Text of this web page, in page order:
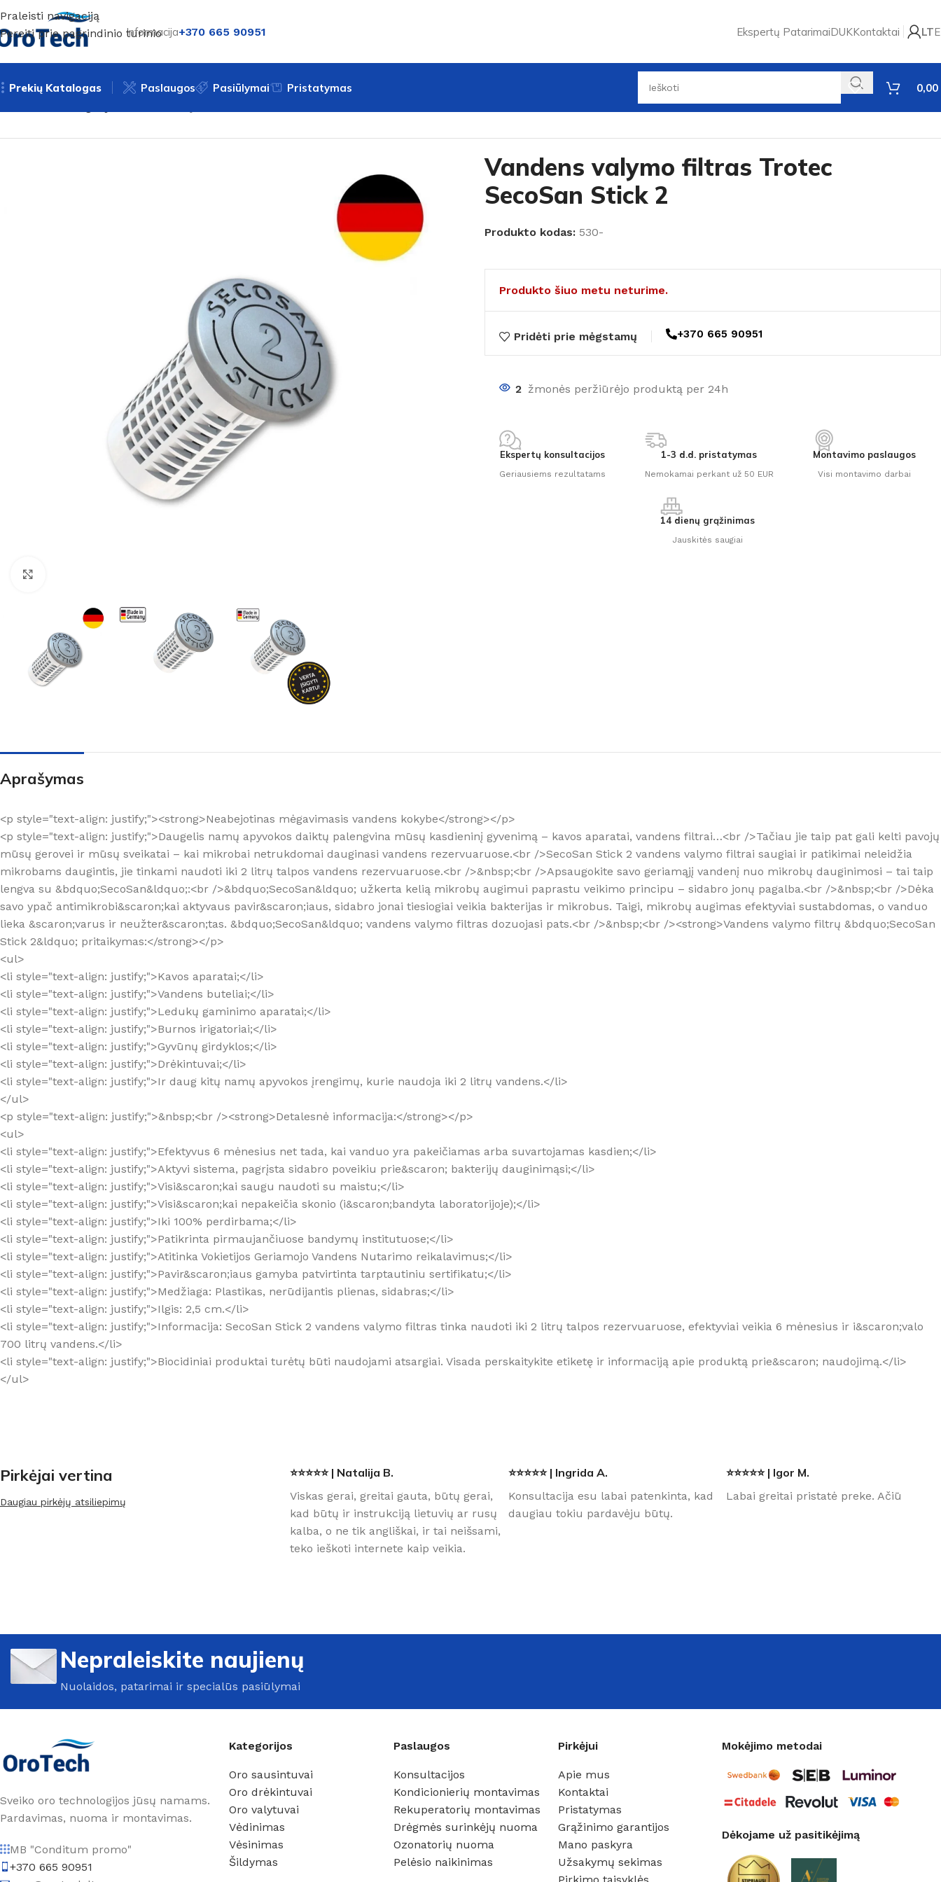
Praleisti navigaciją
Pereiti prie pagrindinio turinio
Informacija+370 665 90951 Ekspertų PatarimaiDUKKontaktai LT
Prekių Katalogas
Rūsiams
Paslaugos Pasiūlymai Pristatymas
0,00
Vandens valymo filtras Trotec
SecoSan Stick 2
Produkto kodas: 530-
Produkto šiuo metu neturime.
Pridėti prie mėgstamų +370 665 90951
2 žmonės peržiūrėjo produktą per 24h
Ekspertų konsultacijos
Geriausiems rezultatams
1-3 d.d. pristatymas
Nemokamai perkant už 50 EUR
Montavimo paslaugos
Visi montavimo darbai
14 dienų grąžinimas
Jauskitės saugiai
Aprašymas
<p style="text-align: justify;"><strong>Neabejotinas mėgavimasis vandens kokybe</strong></p>
<p style="text-align: justify;">Daugelis namų apyvokos daiktų palengvina mūsų kasdieninį gyvenimą – kavos aparatai, vandens filtrai…<br />Tačiau jie taip pat gali kelti pavojų
mūsų gerovei ir mūsų sveikatai – kai mikrobai netrukdomai dauginasi vandens rezervuaruose.<br />SecoSan Stick 2 vandens valymo filtrai saugiai ir patikimai neleidžia
mikrobams daugintis, jie tinkami naudoti iki 2 litrų talpos vandens rezervuaruose.<br />&nbsp;<br />Apsaugokite savo geriamąjį vandenį nuo mikrobų dauginimosi – tai taip
lengva su &bdquo;SecoSan&ldquo;:<br />&bdquo;SecoSan&ldquo; užkerta kelią mikrobų augimui paprastu veikimo principu – sidabro jonų pagalba.<br />&nbsp;<br />Dėka
savo ypač antimikrobi&scaron;kai aktyvaus pavir&scaron;iaus, sidabro jonai tiesiogiai veikia bakterijas ir mikrobus. Taigi, mikrobų augimas efektyviai sustabdomas, o vanduo
lieka &scaron;varus ir neužter&scaron;tas. &bdquo;SecoSan&ldquo; vandens valymo filtras dozuojasi pats.<br />&nbsp;<br /><strong>Vandens valymo filtrų &bdquo;SecoSan
Stick 2&ldquo; pritaikymas:</strong></p>
<ul>
<li style="text-align: justify;">Kavos aparatai;</li>
<li style="text-align: justify;">Vandens buteliai;</li>
<li style="text-align: justify;">Ledukų gaminimo aparatai;</li>
<li style="text-align: justify;">Burnos irigatoriai;</li>
<li style="text-align: justify;">Gyvūnų girdyklos;</li>
<li style="text-align: justify;">Drėkintuvai;</li>
<li style="text-align: justify;">Ir daug kitų namų apyvokos įrengimų, kurie naudoja iki 2 litrų vandens.</li>
</ul>
<p style="text-align: justify;">&nbsp;<br /><strong>Detalesnė informacija:</strong></p>
<ul>
<li style="text-align: justify;">Efektyvus 6 mėnesius net tada, kai vanduo yra pakeičiamas arba suvartojamas kasdien;</li>
<li style="text-align: justify;">Aktyvi sistema, pagrįsta sidabro poveikiu prie&scaron; bakterijų dauginimąsi;</li>
<li style="text-align: justify;">Visi&scaron;kai saugu naudoti su maistu;</li>
<li style="text-align: justify;">Visi&scaron;kai nepakeičia skonio (i&scaron;bandyta laboratorijoje);</li>
<li style="text-align: justify;">Iki 100% perdirbama;</li>
<li style="text-align: justify;">Patikrinta pirmaujančiuose bandymų institutuose;</li>
<li style="text-align: justify;">Atitinka Vokietijos Geriamojo Vandens Nutarimo reikalavimus;</li>
<li style="text-align: justify;">Pavir&scaron;iaus gamyba patvirtinta tarptautiniu sertifikatu;</li>
<li style="text-align: justify;">Medžiaga: Plastikas, nerūdijantis plienas, sidabras;</li>
<li style="text-align: justify;">Ilgis: 2,5 cm.</li>
<li style="text-align: justify;">Informacija: SecoSan Stick 2 vandens valymo filtras tinka naudoti iki 2 litrų talpos rezervuaruose, efektyviai veikia 6 mėnesius ir i&scaron;valo
700 litrų vandens.</li>
<li style="text-align: justify;">Biocidiniai produktai turėtų būti naudojami atsargiai. Visada perskaitykite etiketę ir informaciją apie produktą prie&scaron; naudojimą.</li>
</ul>
Pirkėjai vertina
Daugiau pirkėjų atsiliepimų
⭐⭐⭐⭐⭐ | Natalija B.
Viskas gerai, greitai gauta, būtų gerai,
kad būtų ir instrukciją lietuvių ar rusų
kalba, o ne tik angliškai, ir tai neišsami,
teko ieškoti internete kaip veikia.
⭐⭐⭐⭐⭐ | Ingrida A.
Konsultacija esu labai patenkinta, kad
daugiau tokiu pardavėju būtų.
⭐⭐⭐⭐⭐ | Igor M.
Labai greitai pristatė preke. Ačiū
Nepraleiskite naujienų
Nuolaidos, patarimai ir specialūs pasiūlymai
Sveiko oro technologijos jūsų namams.
Pardavimas, nuoma ir montavimas.
MB "Conditum promo"
+370 665 90951
Kategorijos
Oro sausintuvai
Oro drėkintuvai
Oro valytuvai
Vėdinimas
Vėsinimas
Šildymas
Paslaugos
Konsultacijos
Kondicionierių montavimas
Rekuperatorių montavimas
Drėgmės surinkėjų nuoma
Ozonatorių nuoma
Pelėsio naikinimas
Pirkėjui
Apie mus
Kontaktai
Pristatymas
Grąžinimo garantijos
Mano paskyra
Užsakymų sekimas
Pirkimo taisyklės
Mokėjimo metodai
Dėkojame už pasitikėjimą